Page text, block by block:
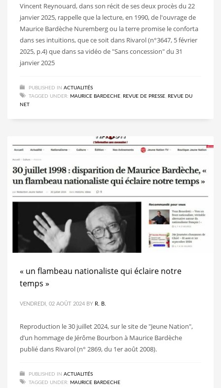
Vincent Reynouard, dans son récit de ses deux procès du 22
janvier 2025, rappelle que la lecture, en 1990, de l'ouvrage de
Maurice Bardèche Nuremberg ou la terre promise le conforta
dans ses intuitions, que ce soit dans Rivarol (n°3647, 5 février
2025, p.4) que dans sa vidéo de "Sans concession" du 31
janvier 2025
PUBLISHED IN ACTUALITÉS
TAGGED UNDER: MAURICE BARDECHE REVUE DE PRESSE REVUE DU
NET
« un flambeau nationaliste qui éclaire notre
temps »
VENDREDI, 02 AOÛT 2024 BY R. B.
Reproduction le 30 juillet 2024, sur le site de "Jeune Nation",
d’un hommage de Jérôme Bourbon à Maurice Bardèche
publié dans Rivarol (n° 2869, du 1er août 2008).
PUBLISHED IN ACTUALITÉS
TAGGED UNDER: MAURICE BARDECHE